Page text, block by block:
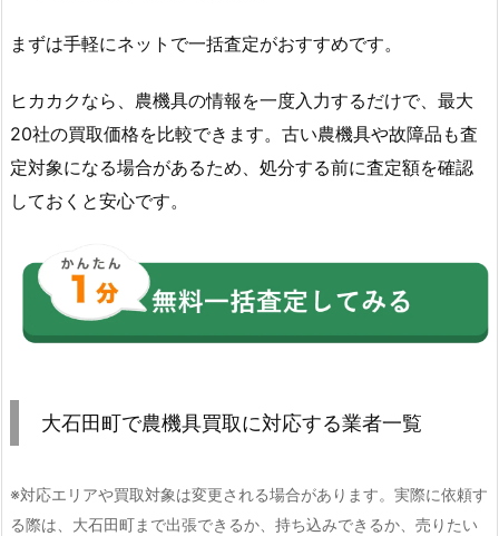
まずは手軽にネットで一括査定がおすすめです。
ヒカカクなら、農機具の情報を一度入力するだけで、最大
20社の買取価格を比較できます。古い農機具や故障品も査
定対象になる場合があるため、処分する前に査定額を確認
しておくと安心です。
大石田町で農機具買取に対応する業者一覧
※対応エリアや買取対象は変更される場合があります。実際に依頼す
る際は、大石田町まで出張できるか、持ち込みできるか、売りたい